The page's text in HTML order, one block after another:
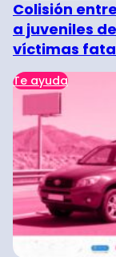
Colisión
a juveniles
víctimas
Te ayuda